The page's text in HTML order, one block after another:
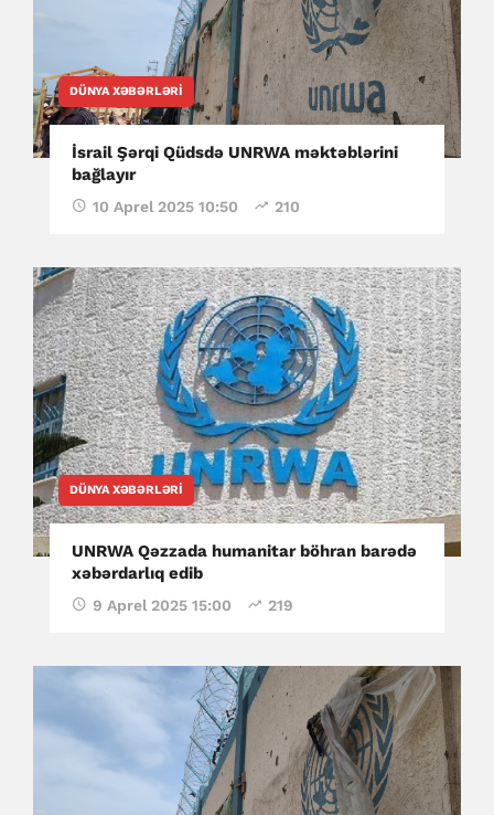
DÜNYA XƏBƏRLƏRI
İsrail Şərqi Qüdsdə UNRWA məktəblərini
bağlayır
10 Aprel 2025 10:50 210
DÜNYA XƏBƏRLƏRI
UNRWA Qəzzada humanitar böhran barədə
xəbərdarlıq edib
9 Aprel 2025 15:00 219